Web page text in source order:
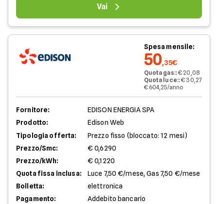
Vai
Spesa mensile:
50,35€
Quota gas::€ 20,08
Quota luce::€ 30,27
€ 604,25/anno
Fornitore:
EDISON ENERGIA SPA
Prodotto:
Edison Web
Tipologia offerta:
Prezzo fisso (bloccato: 12 mesi)
Prezzo/Smc:
€ 0,6290
Prezzo/kWh:
€ 0,1220
Quota fissa inclusa:
Luce 7,50 €/mese, Gas 7,50 €/mese
Bolletta:
elettronica
Pagamento:
Addebito bancario